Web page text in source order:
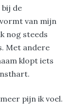
bij de
van mijn
nog steeds
Met andere
klopt iets
pijn ik voel.